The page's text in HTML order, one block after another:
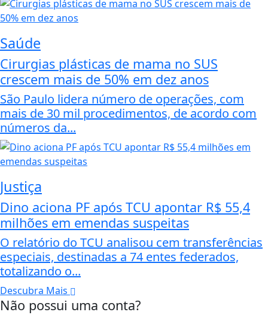
Saúde
Cirurgias plásticas de mama no SUS
crescem mais de 50% em dez anos
São Paulo lidera número de operações, com
mais de 30 mil procedimentos, de acordo com
números da...
Justiça
Dino aciona PF após TCU apontar R$ 55,4
milhões em emendas suspeitas
O relatório do TCU analisou cem transferências
especiais, destinadas a 74 entes federados,
totalizando o...
Descubra Mais
Não possui uma conta?